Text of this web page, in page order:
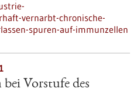
vernarbt-chronische-
spuren-auf-immunzellen
Vorstufe des